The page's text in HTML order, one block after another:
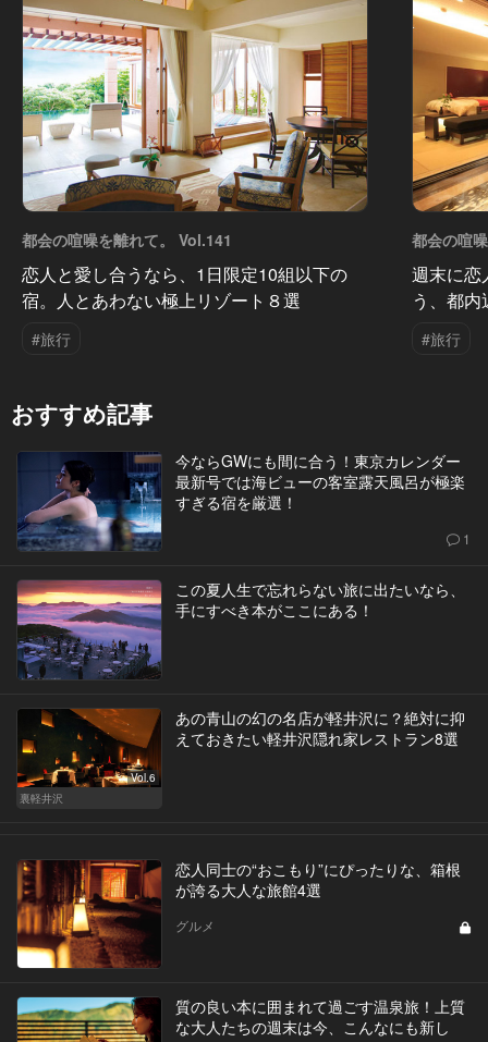
都会の喧噪を離れて。 Vol.141
恋人と愛し合うなら、1日限定10組以下の
宿。人とあわない極上リゾート８選
#旅行
都会の喧
週末に恋
う、都
#旅行
おすすめ記事
今ならGWにも間に合う！東京カレンダー
最新号では海ビューの客室露天風呂が極楽
すぎる宿を厳選！
1
この夏人生で忘れらない旅に出たいなら、
手にすべき本がここにある！
Vol.6
裏軽井沢
あの青山の幻の名店が軽井沢に？絶対に抑
えておきたい軽井沢隠れ家レストラン8選
恋人同士の“おこもり”にぴったりな、箱根
が誇る大人な旅館4選
グルメ
質の良い本に囲まれて過ごす温泉旅！上質
な大人たちの週末は今、こんなにも新し